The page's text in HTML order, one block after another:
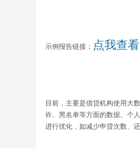
示例报告链接： 点我查
目前，主要是借贷机构使用大
诈、黑名单等方面的数据。个
进行优化，如减少申贷次数、